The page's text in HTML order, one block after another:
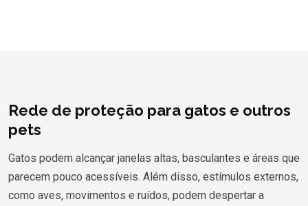
Rede de proteção para gatos e outros
pets
Gatos podem alcançar janelas altas, basculantes e áreas que
parecem pouco acessíveis. Além disso, estímulos externos,
como aves, movimentos e ruídos, podem despertar a